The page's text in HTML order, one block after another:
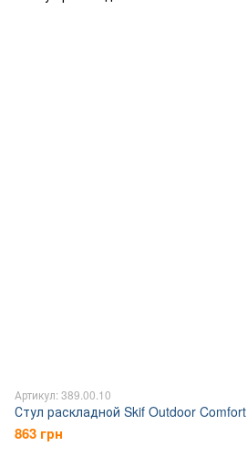
Артикул: 389.00.10
Стул раскладной Skif Outdoor Comfort
863 грн